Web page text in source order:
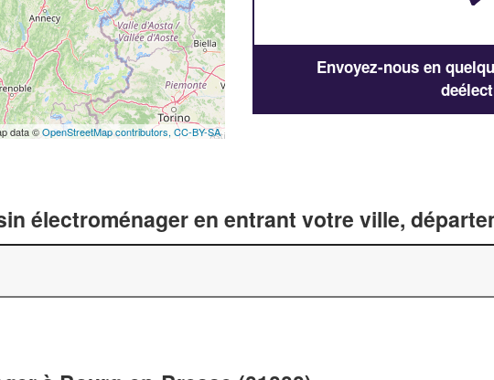
data ©OpenStreetMap contributors, CC-BY-SA
Envoyez-nous en
électroménager en entrant votre ville,